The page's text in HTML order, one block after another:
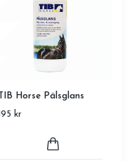
TIB Horse Pälsglans
195 kr